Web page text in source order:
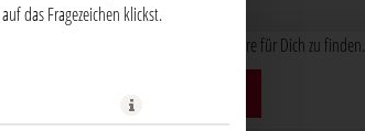
das Fragezeichen klickst.
von Google Maps um den passenden Store für Dich zu finden.
GOOGLE MAPS ZUSTIMMEN